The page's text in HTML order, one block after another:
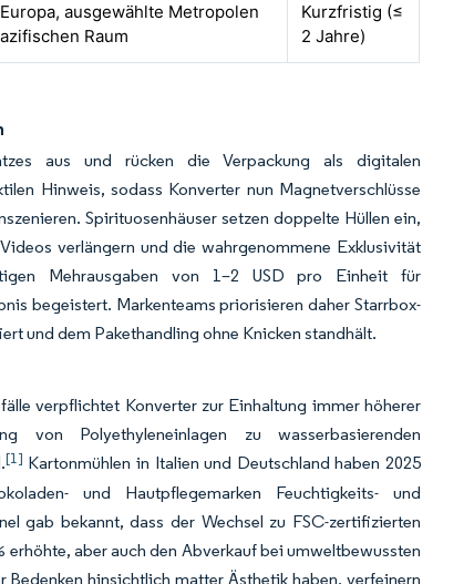
ausgewählte Metropolen
Raum
Kurzfristig (≤
2 Jahre)
aus und rücken die Verpackung als digitalen
Hinweis, sodass Konverter nun Magnetverschlüsse
Spirituosenhäuser setzen doppelte Hüllen ein,
verlängern und die wahrgenommene Exklusivität
Mehrausgaben von 1–2 USD pro Einheit für
begeistert. Markenteams priorisieren daher Starrbox-
und dem Pakethandling ohne Knicken standhält.
verpflichtet Konverter zur Einhaltung immer höherer
von Polyethyleneinlagen zu wasserbasierenden
[1] Kartonmühlen in Italien und Deutschland haben 2025
und Hautpflegemarken Feuchtigkeits- und
gab bekannt, dass der Wechsel zu FSC-zertifizierten
aber auch den Abverkauf bei umweltbewussten
hinsichtlich matter Ästhetik haben, verfeinern